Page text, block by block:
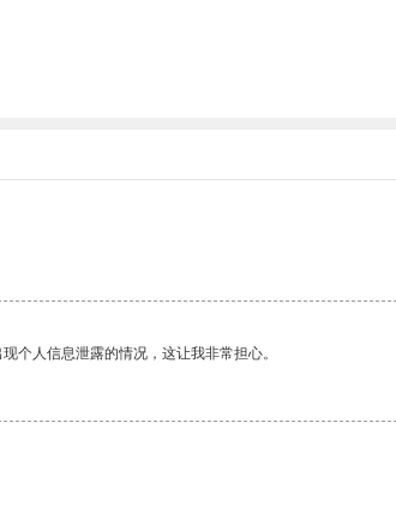
个人信息泄露的情况，这让我非常担心。